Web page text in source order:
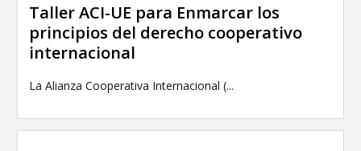
Taller ACI-UE para Enmarcar los
principios del derecho cooperativo
internacional
La Alianza Cooperativa Internacional (...